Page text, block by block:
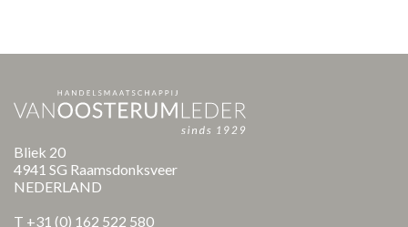
Bliek 20
4941 SG Raamsdonksveer
NEDERLAND
T +31 (0) 162 522 580